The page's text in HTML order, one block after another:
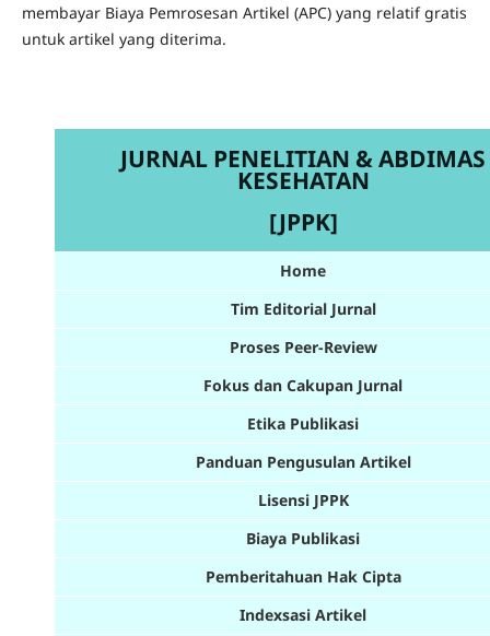
membayar Biaya Pemrosesan Artikel (APC) yang relatif gratis
untuk artikel yang diterima.
JURNAL PENELITIAN & ABDIMAS
KESEHATAN
[JPPK]
Home
Tim Editorial Jurnal
Proses Peer-Review
Fokus dan Cakupan Jurnal
Etika Publikasi
Panduan Pengusulan Artikel
Lisensi JPPK
Biaya Publikasi
Pemberitahuan Hak Cipta
Indexsasi Artikel